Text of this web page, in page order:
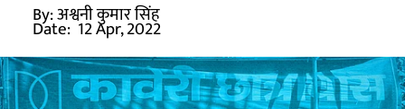
By:अश्वनी कुमार सिंह
Date: 12 Apr, 2022